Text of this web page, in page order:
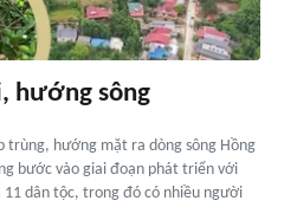
hướng sông
trùng, hướng mặt ra dòng sông Hồng
bước vào giai đoạn phát triển với
dân tộc, trong đó có nhiều người